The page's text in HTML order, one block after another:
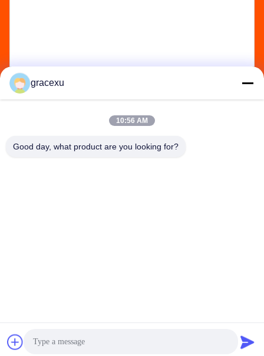
Fornitore. © di Copyright 2023-2026 foodgradeenzyme.com
gracexu
10:56 AM
Good day, what product are you looking for?